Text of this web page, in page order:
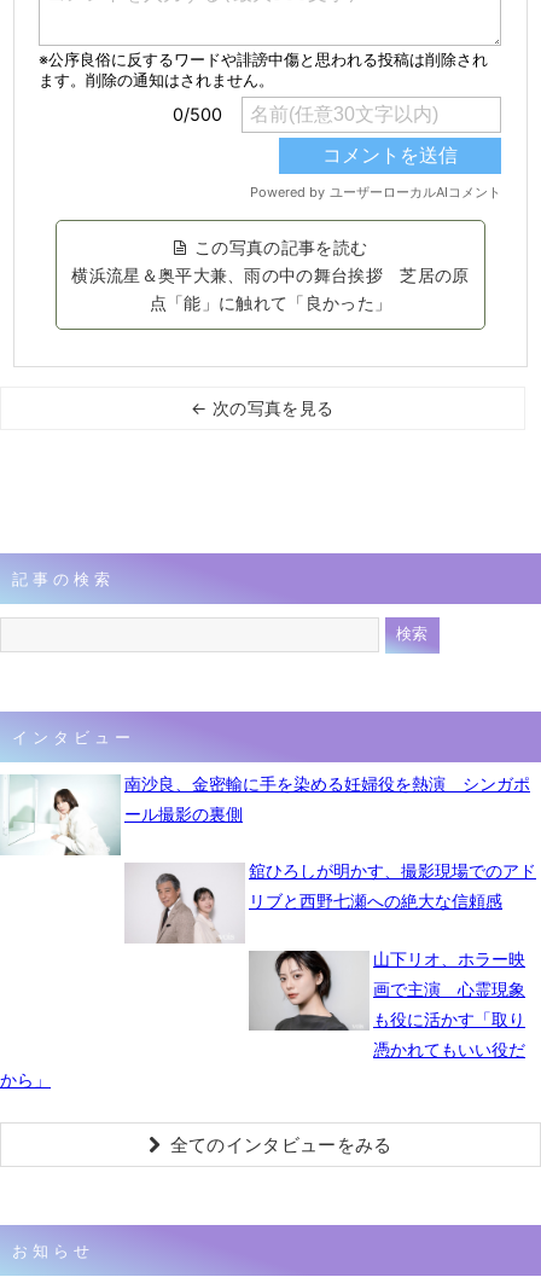
この写真の記事を読む
横浜流星＆奥平大兼、雨の中の舞台挨拶 芝居の原
点「能」に触れて「良かった」
← 次の写真を見る
記事の検索
インタビュー
南沙良、金密輸に手を染める妊婦役を熱演 シンガポ
ール撮影の裏側
舘ひろしが明かす、撮影現場でのアド
リブと西野七瀬への絶大な信頼感
山下リオ、ホラー映
画で主演 心霊現象
も役に活かす「取り
憑かれてもいい役だ
から」
全てのインタビューをみる
お知らせ